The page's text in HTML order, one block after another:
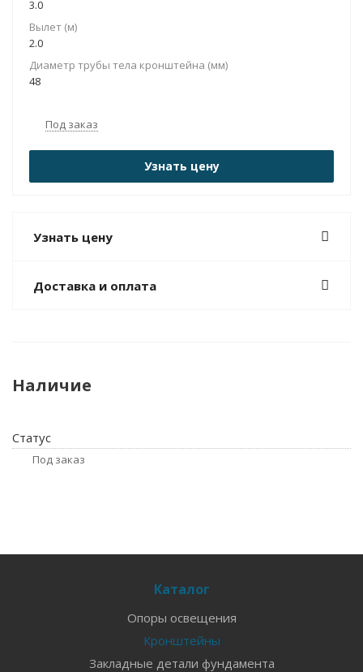
3.0
Вылет (м)
2.0
Диаметр трубы тела кронштейна (мм)
48
Под заказ
Узнать цену
Узнать цену
Доставка и оплата
Наличие
Статус
Под заказ
Каталог
Опоры освещения
Кронштейны
Закладные детали фундамента